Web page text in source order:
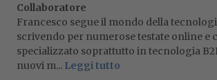
Collaboratore
Francesco segue il mondo della
scrivendo per numerose testate online e
specializzato soprattutto in tecnologia
nuovi m... Leggi tutto